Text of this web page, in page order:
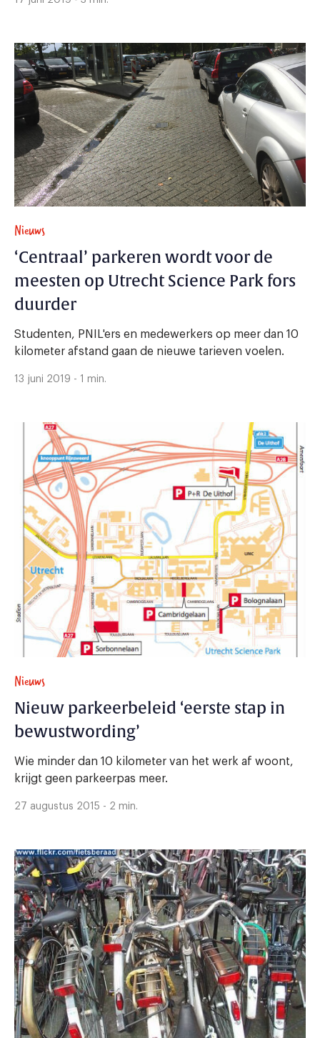
Nieuws
‘Centraal’ parkeren wordt voor de
meesten op Utrecht Science Park fors
duurder
Studenten, PNIL'ers en medewerkers op meer dan 10
kilometer afstand gaan de nieuwe tarieven voelen.
13 juni 2019 - 1 min.
Nieuws
Nieuw parkeerbeleid ‘eerste stap in
bewustwording’
Wie minder dan 10 kilometer van het werk af woont,
krijgt geen parkeerpas meer.
27 augustus 2015 - 2 min.